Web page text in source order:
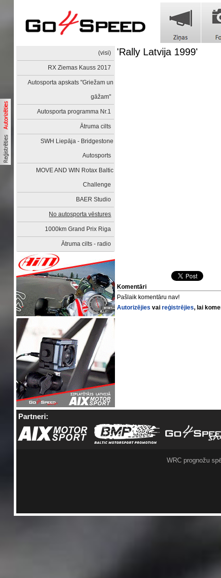
(visi)
RX Ziemas Kauss 2017
Autosporta apskats "Griežam un
gāžam"
Autosporta programma Nr.1
Ātruma cilts
SWH Liepāja - Bridgestone
Autosports
MOVE AND WIN Rotax Baltic
Challenge
BAER Studio
No autosporta vēstures
1000km Grand Prix Riga
Ātruma cilts - radio
'Rally Latvija 1999'
Komentāri
Pašlaik komentāru nav!
Autorizējies vaireģistrējies, lai
Partneri:
WRC prognožu